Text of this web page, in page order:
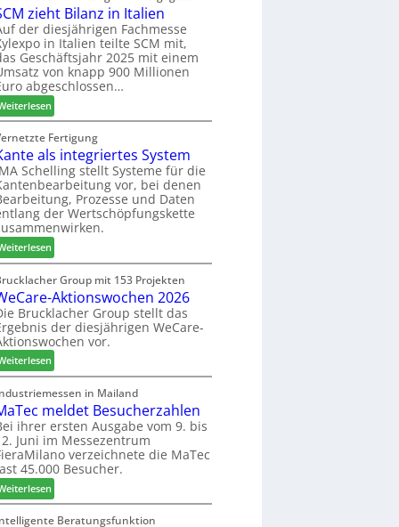
r
o
z
e
s
s
u
m
T
r
e
f
f
e
i
n
r
t
i
n
:
N
e
u
e
r
G
e
s
c
h
ä
f
t
s
f
ü
h
r
e
r
zieht Bilanz in Italien
der diesjährigen Fachmesse
in Italien teilte SCM mit,
Geschäftsjahr 2025 mit einem
von knapp 900 Millionen
abgeschlossen…
:
S
C
M
z
i
e
h
t
B
i
l
a
n
z
i
n
I
t
a
l
i
e
n
Fertigung
als integriertes System
Schelling stellt Systeme für die
vor, bei denen
Prozesse und Daten
der Wertschöpfungskette
:
K
a
n
t
e
a
s
i
n
t
e
g
r
e
r
Group mit 153 Projekten
Aktionswochen 2026
Brucklacher Group stellt das
der diesjährigen WeCare-
vor.
:
W
e
C
a
r
e
-
A
k
t
in Mailand
meldet Besucherzahlen
ihrer ersten Ausgabe vom 9. bis
Juni im Messezentrum
verzeichnete die MaTec
45.000 Besucher.
:
M
a Beratungsfunktion